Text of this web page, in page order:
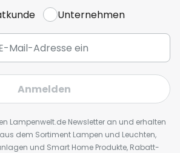
Unternehmen
Anmelden
Lampenwelt.de Newsletter an und erhalten
dem Sortiment Lampen und Leuchten,
und Smart Home Produkte, Rabatt-